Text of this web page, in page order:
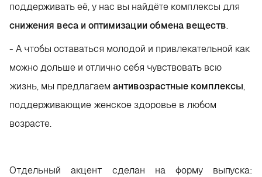
поддерживать её, у нас вы найдёте комплексы для
снижения веса и оптимизации обмена веществ.
- А чтобы оставаться молодой и привлекательной как
можно дольше и отлично себя чувствовать всю
жизнь, мы предлагаем антивозрастные комплексы,
поддерживающие женское здоровье в любом
возрасте.
Отдельный акцент сделан на форму выпуска: